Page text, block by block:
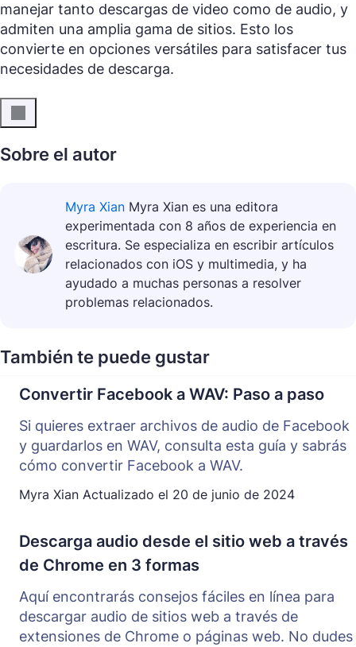
manejar tanto descargas de video como de audio, y
admiten una amplia gama de sitios. Esto los
convierte en opciones versátiles para satisfacer tus
necesidades de descarga.
Sobre el autor
Myra Xian Myra Xian es una editora
experimentada con 8 años de experiencia en
escritura. Se especializa en escribir artículos
relacionados con iOS y multimedia, y ha
ayudado a muchas personas a resolver
problemas relacionados.
También te puede gustar
Convertir Facebook a WAV: Paso a paso
Si quieres extraer archivos de audio de Facebook
y guardarlos en WAV, consulta esta guía y sabrás
cómo convertir Facebook a WAV.
Myra Xian Actualizado el 20 de junio de 2024
Descarga audio desde el sitio web a través
de Chrome en 3 formas
Aquí encontrarás consejos fáciles en línea para
descargar audio de sitios web a través de
extensiones de Chrome o páginas web. No dudes